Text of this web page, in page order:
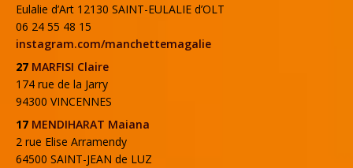
Eulalie d’Art 12130 SAINT-EULALIE d’OLT
06 24 55 48 15
instagram.com/manchettemagalie
27 MARFISI Claire
174 rue de la Jarry
94300 VINCENNES
17 MENDIHARAT Maiana
2 rue Elise Arramendy
64500 SAINT-JEAN de LUZ